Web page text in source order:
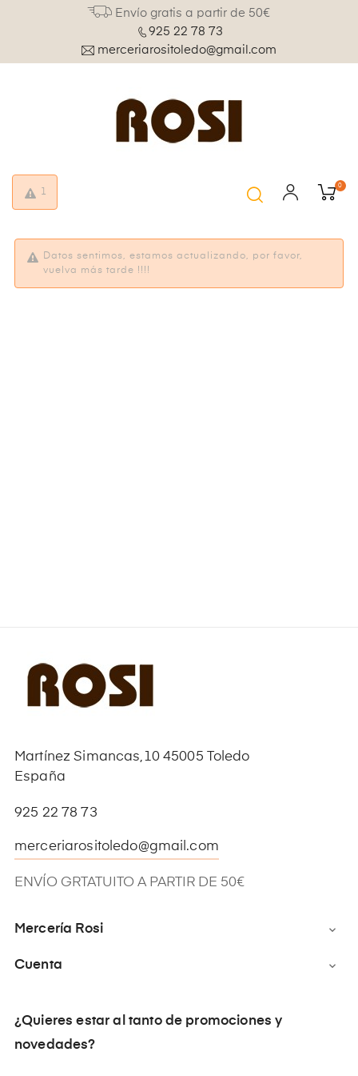
Envío gratis a partir de 50€
925 22 78 73
merceriarositoledo@gmail.com
1
0
Datos sentimos, estamos actualizando, por favor,
vuelva más tarde !!!!
Martínez Simancas,10 45005 Toledo
España
925 22 78 73
merceriarositoledo@gmail.com
ENVÍO GRTATUITO A PARTIR DE 50€
Mercería Rosi 
Cuenta 
¿Quieres estar al tanto de promociones y
novedades?